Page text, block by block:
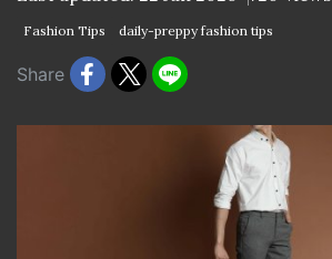
Fashion Tips daily-preppy fashion tips
Share